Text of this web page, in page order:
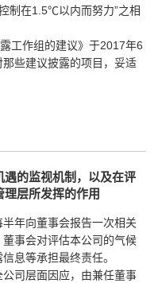
制在1.5℃以内而努力”之相
工作组的建议》于2017年6
些建议披露的项目，妥适
的监视机制，以及在评
层所发挥的作用
年向董事会报告一次相关
事会对评估本公司的气候
息等承担最终责任。
司层面因应，由兼任董事